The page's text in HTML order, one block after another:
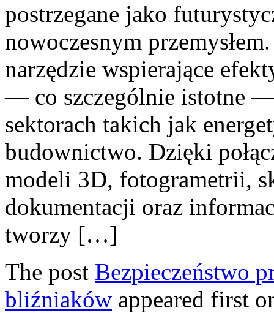
postrzegane jako
nowoczesnym
narzędzie wspierające
— co szczególnie istotne
sektorach takich jak
budownictwo. Dzięki
modeli 3D, fotogrametrii,
dokumentacji oraz
tworzy […]
The post Bezpieczeństwo
bliźniaków appeared first